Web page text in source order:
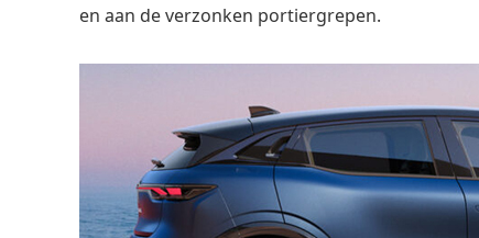
en aan de verzonken portiergrepen.